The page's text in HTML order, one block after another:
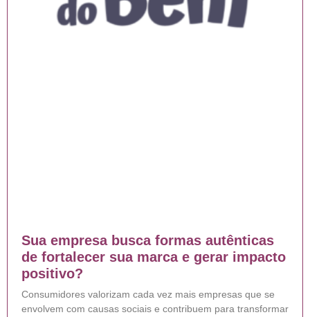
Sua empresa busca formas autênticas
de fortalecer sua marca e gerar impacto
positivo?
Consumidores valorizam cada vez mais empresas que se
envolvem com causas sociais e contribuem para transformar